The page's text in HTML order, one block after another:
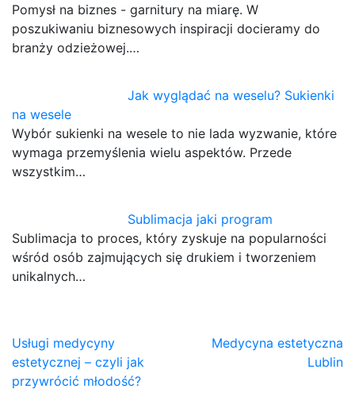
Pomysł na biznes - garnitury na miarę. W
poszukiwaniu biznesowych inspiracji docieramy do
branży odzieżowej.…
Jak wyglądać na weselu? Sukienki
na wesele
Wybór sukienki na wesele to nie lada wyzwanie, które
wymaga przemyślenia wielu aspektów. Przede
wszystkim…
Sublimacja jaki program
Sublimacja to proces, który zyskuje na popularności
wśród osób zajmujących się drukiem i tworzeniem
unikalnych…
Nawigacja
wpisu
Usługi medycyny
estetycznej – czyli jak
przywrócić młodość?
Medycyna estetyczna
Lublin